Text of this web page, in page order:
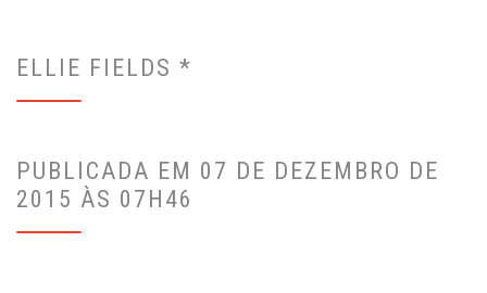
ELLIE FIELDS *
PUBLICADA EM 07 DE DEZEMBRO DE
2015 ÀS 07H46